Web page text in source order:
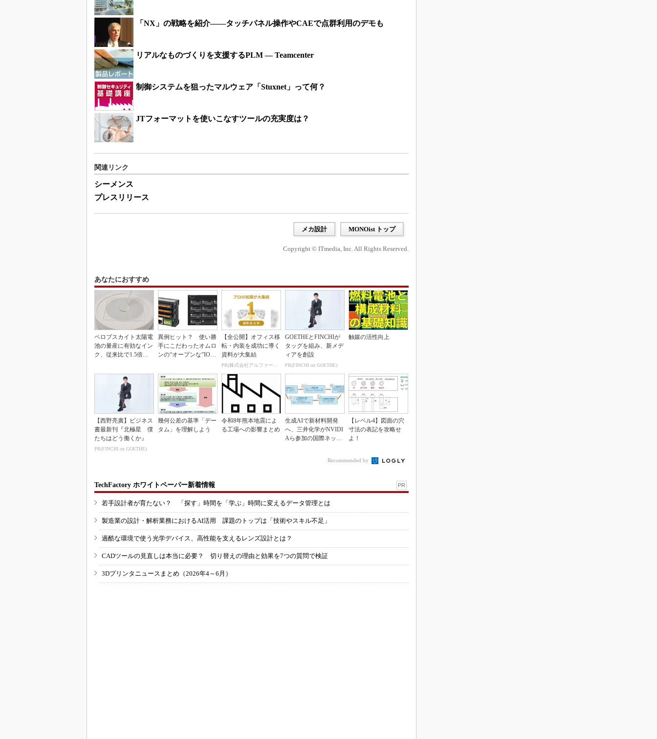
「NX」の戦略を紹介――タッチパネル操作やCAEで点群利用のデモも
リアルなものづくりを支援するPLM ― Teamcenter
制御システムを狙ったマルウェア「Stuxnet」って何？
JTフォーマットを使いこなすツールの充実度は？
関連リンク
シーメンス
プレスリリース
メカ設計 MONOist トップ
Copyright © ITmedia, Inc. All Rights Reserved.
あなたにおすすめ
ペロブスカイト太陽電
池の量産に有効なイン
ク、従来比で1.5倍の
異例ヒット？ 使い勝
手にこだわったオムロ
ンの“オープンな”IO-L
【全公開】オフィス移
転・内装を成功に導く
資料が大集結
PR(株式会社アルファーテクノ)
GOETHEとFINCHIが
タッグを組み、新メデ
ィアを創設
PR(FINCHI on GOETHE)
触媒の活性向上
【西野亮廣】ビジネス
書最新刊『北極星 僕
たちはどう働くか』
PR(FINCHI on GOETHE)
幾何公差の基準「デー
タム」を理解しよう
令和8年熊本地震によ
る工場への影響まとめ
生成AIで新材料開発
へ、三井化学がNVIDI
Aら参加の国際ネット
【レベル4】図面の穴
寸法の表記を攻略せ
よ！
Recommended by
TechFactory ホワイトペーパー新着情報 PR
若手設計者が育たない？ 「探す」時間を「学ぶ」時間に変えるデータ管理とは
製造業の設計・解析業務におけるAI活用 課題のトップは「技術やスキル不足」
過酷な環境で使う光学デバイス、高性能を支えるレンズ設計とは？
CADツールの見直しは本当に必要？ 切り替えの理由と効果を7つの質問で検証
3Dプリンタニュースまとめ（2026年4～6月）